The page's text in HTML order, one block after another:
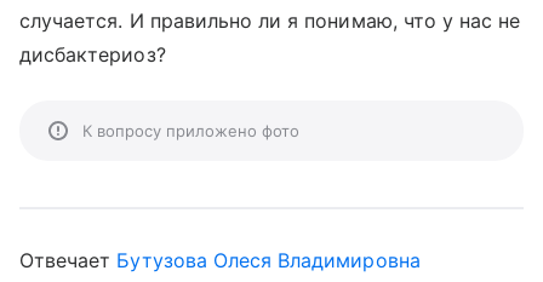
случается. И правильно ли я понимаю, что у нас не
дисбактериоз?
К вопросу приложено фото
Отвечает Бутузова Олеся Владимировна